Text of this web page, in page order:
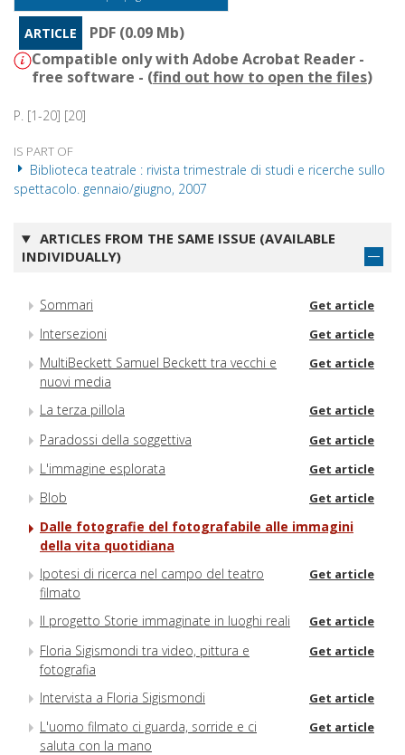
ARTICLE
PDF (0.09 Mb)
Compatible only with Adobe Acrobat Reader -
free software - (find out how to open the files)
P. [1-20] [20]
IS PART OF
Biblioteca teatrale : rivista trimestrale di studi e ricerche sullo
spettacolo. gennaio/giugno, 2007
ARTICLES FROM THE SAME ISSUE (AVAILABLE
INDIVIDUALLY)
Sommari Get article
Intersezioni Get article
MultiBeckett Samuel Beckett tra vecchi e
nuovi media
Get article
La terza pillola Get article
Paradossi della soggettiva Get article
L'immagine esplorata Get article
Blob Get article
Dalle fotografie del fotografabile alle immagini
della vita quotidiana
Ipotesi di ricerca nel campo del teatro
filmato
Get article
Il progetto Storie immaginate in luoghi reali Get article
Floria Sigismondi tra video, pittura e
fotografia
Get article
Intervista a Floria Sigismondi Get article
L'uomo filmato ci guarda, sorride e ci
saluta con la mano
Get article